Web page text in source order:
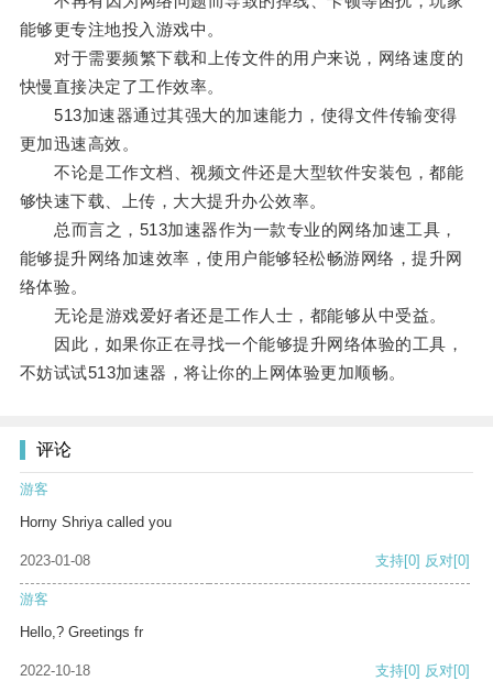
能够更专注地投入游戏中。
对于需要频繁下载和上传文件的用户来说，网络速度的
快慢直接决定了工作效率。
513加速器通过其强大的加速能力，使得文件传输变得
更加迅速高效。
不论是工作文档、视频文件还是大型软件安装包，都能
够快速下载、上传，大大提升办公效率。
总而言之，513加速器作为一款专业的网络加速工具，
能够提升网络加速效率，使用户能够轻松畅游网络，提升网
络体验。
无论是游戏爱好者还是工作人士，都能够从中受益。
因此，如果你正在寻找一个能够提升网络体验的工具，
不妨试试513加速器，将让你的上网体验更加顺畅。
评论
游客
Horny Shriya called you
2023-01-08 支持[0] 反对[0]
游客
Hello,? Greetings fr
2022-10-18 支持[0] 反对[0]